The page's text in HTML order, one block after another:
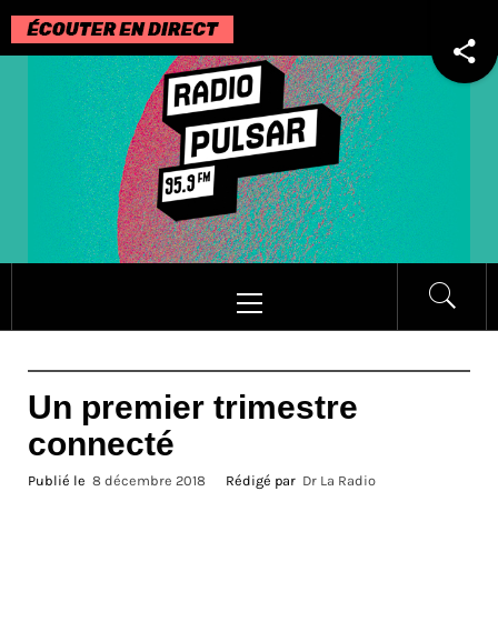
Passer
au
contenu
principal
Un premier trimestre
connecté
Publié le 8 décembre 2018 Rédigé par Dr La Radio